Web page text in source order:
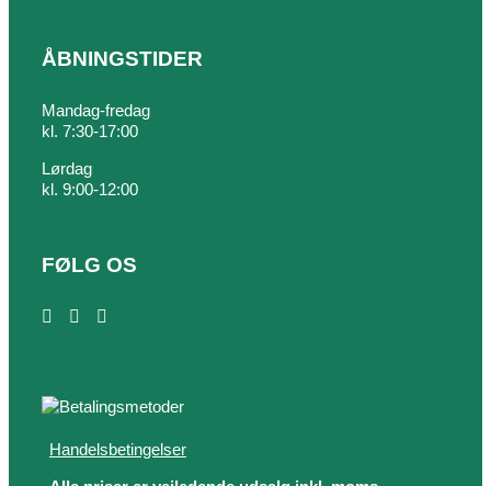
ÅBNINGSTIDER
Mandag-fredag
kl. 7:30-17:00
Lørdag
kl. 9:00-12:00
FØLG OS
Handelsbetingelser